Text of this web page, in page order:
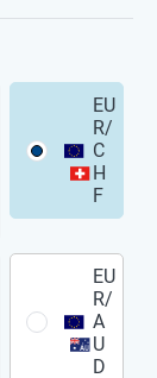
EU
R/
C
H
F
EU
R/
A
U
D